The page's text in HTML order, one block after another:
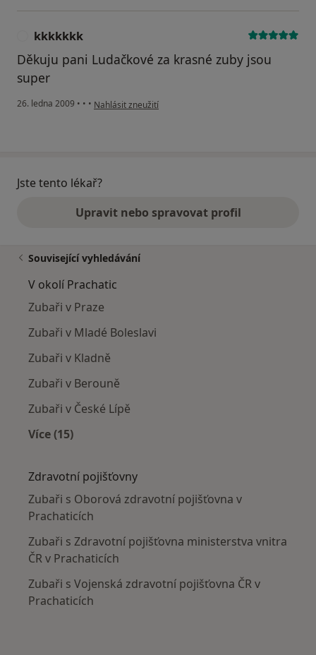
kkkkkkk
Děkuju pani Ludačkové za krasné zuby jsou
super
26. ledna 2009 • • • podle názoru uživatele kkkkkkk
Nahlásit zneužití
Jste tento lékař?
Upravit nebo spravovat profil
Související vyhledávání
V okolí Prachatic
Zubaři v Praze
Zubaři v Mladé Boleslavi
Zubaři v Kladně
Zubaři v Berouně
Zubaři v České Lípě
Více (15)
Zdravotní pojišťovny
Zubaři s Oborová zdravotní pojišťovna v
Prachaticích
Zubaři s Zdravotní pojišťovna ministerstva vnitra
ČR v Prachaticích
Zubaři s Vojenská zdravotní pojišťovna ČR v
Prachaticích